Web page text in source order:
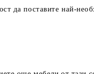
да поставите най-